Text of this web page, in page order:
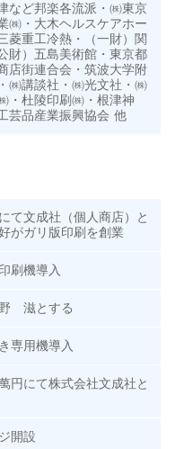
など邦楽各流派 ・㈱東京
㈱・大木ヘルスケアホー
菱重工冷熱・
（一財）関
財）五島美術館・東京都
店街連合会・筑波大学附
㈱講談社・㈱光文社・㈱
・杜陵印刷㈱ ・根津神
芸品産業振興協会 他
て文成社（個人商店）と
がガリ版印刷を創業
刷機導入
滋とする
専用機導入
円にて株式会社文成社と
開設